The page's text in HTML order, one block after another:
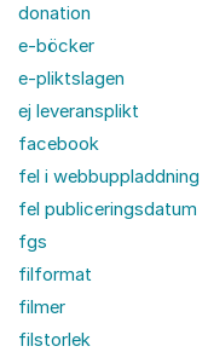
donation
e-böcker
e-pliktslagen
ej leveransplikt
facebook
fel i webbuppladdning
fel publiceringsdatum
fgs
filformat
filmer
filstorlek